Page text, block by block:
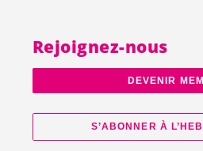
Rejoignez-nous
DEVENIR
S’ABONNER À